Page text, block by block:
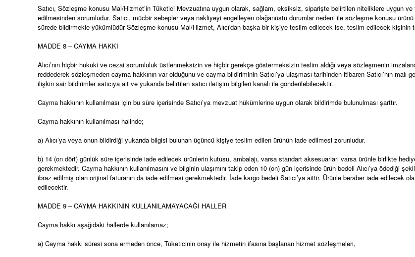
Satıcı, Sözleşme konusu Mal/Hizmet’in Tüketici Mevzuatına uygun olarak, sağlam, eksiksiz, siparişte belirtilen niteliklere uygun ve
edilmesinden sorumludur. Satıcı, mücbir sebepler veya nakliyeyi engelleyen olağanüstü durumlar nedeni ile sözleşme konusu
sürede bildirmekle yükümlüdür Sözleşme konusu Mal/Hizmet, Alıcı'dan başka bir kişiye teslim edilecek ise, teslim edilecek kişinin
MADDE 8 – CAYMA HAKKI
Alıcı’nın hiçbir hukuki ve cezai sorumluluk üstlenmeksizin ve hiçbir gerekçe göstermeksizin teslim aldığı veya sözleşmenin
reddederek sözleşmeden cayma hakkının var olduğunu ve cayma bildiriminin Satıcı’ya ulaşması tarihinden itibaren Satıcı’nın
ilişkin sair bildirimler satıcıya ait ve yukarıda belirtilen satıcı iletişim bilgileri kanalı ile gönderilebilecektir.
Cayma hakkının kullanılması için bu süre içerisinde Satıcı’ya mevzuat hükümlerine uygun olarak bildirimde bulunulması şarttır.
Cayma hakkının kullanılması halinde;
a) Alıcı’ya veya onun bildirdiği yukarıda bilgisi bulunan üçüncü kişiye teslim edilen ürünün iade edilmesi zorunludur.
b) 14 (on dört) günlük süre içerisinde iade edilecek ürünlerin kutusu, ambalajı, varsa standart aksesuarları varsa ürünle birlikte
gerekmektedir. Cayma hakkının kullanılmasını ve bilginin ulaşımını takip eden 10 (on) gün içerisinde ürün bedeli Alıcı’ya ödediği
ibraz edilmiş olan orijinal faturanın da iade edilmesi gerekmektedir. İade kargo bedeli Satıcı’ya aittir. Ürünle beraber iade edilecek
edilecektir.
MADDE 9 – CAYMA HAKKININ KULLANILAMAYACAĞI HALLER
Cayma hakkı aşağıdaki hallerde kullanılamaz;
a) Cayma hakkı süresi sona ermeden önce, Tüketicinin onay ile hizmetin ifasına başlanan hizmet sözleşmeleri,